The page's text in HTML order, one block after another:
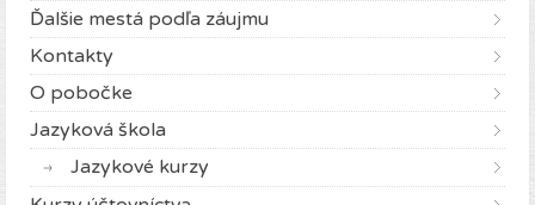
Ďalšie mestá podľa záujmu
Kontakty
O pobočke
Jazyková škola
Jazykové kurzy